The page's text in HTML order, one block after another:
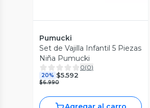
Pumucki
Set de Vajilla Infantil 5 Piezas
Niña Pumucki
0(0)
20% $5.592
$6.990